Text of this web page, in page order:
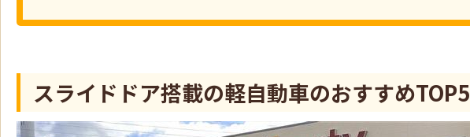
スライドドア搭載の軽自動車のおすすめTOP5